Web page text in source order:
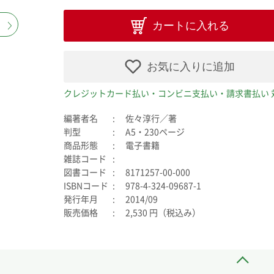
カートに入れる
お気に入りに追加
クレジットカード払い・コンビニ支払い・請求書払い
編著者名
佐々淳行／著
判型
A5・230ページ
商品形態
電子書籍
雑誌コード
図書コード
8171257-00-000
ISBNコード
978-4-324-09687-1
発行年月
2014/09
販売価格
2,530 円（税込み）